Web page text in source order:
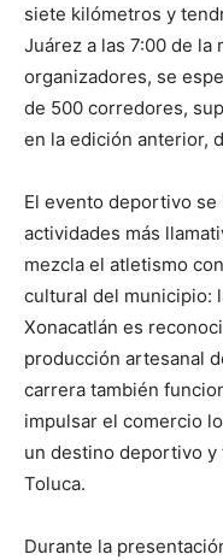
siete kilómetros y
Juárez a las 7:00 de la
organizadores, se
de 500 corredores,
en la edición anterior,
El evento deportivo
actividades más
mezcla el atletismo
cultural del municipio:
Xonacatlán es
producción artesanal
carrera también
impulsar el comercio
un destino deportivo
Toluca.
Durante la